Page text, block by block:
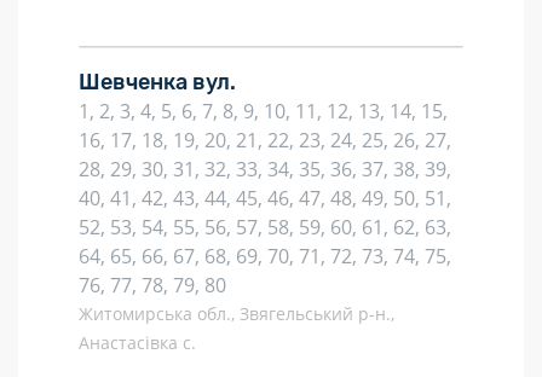
Шевченка вул.
1, 2, 3, 4, 5, 6, 7, 8, 9, 10, 11, 12, 13, 14, 15,
16, 17, 18, 19, 20, 21, 22, 23, 24, 25, 26, 27,
28, 29, 30, 31, 32, 33, 34, 35, 36, 37, 38, 39,
40, 41, 42, 43, 44, 45, 46, 47, 48, 49, 50, 51,
52, 53, 54, 55, 56, 57, 58, 59, 60, 61, 62, 63,
64, 65, 66, 67, 68, 69, 70, 71, 72, 73, 74, 75,
76, 77, 78, 79, 80
Житомирська обл., Звягельський р-н.,
Анастасівка с.